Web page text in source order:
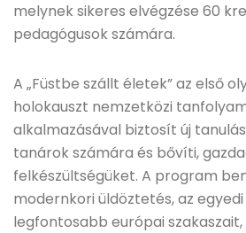
melynek sikeres elvégzése 60
pedagógusok számára.
A „Füstbe szállt életek” az első
holokauszt nemzetközi
alkalmazásával biztosít új
tanárok számára és bővíti,
felkészültségüket. A program
modernkori üldöztetés, az
legfontosabb európai